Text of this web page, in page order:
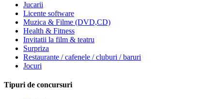
Jucarii
Licente software
Muzica & Filme (DVD,CD)
Health & Fitness
Invitatii la film & teatru
Surpriza
Restaurante / cafenele / cluburi / baruri
Jocuri
Tipuri de concursuri